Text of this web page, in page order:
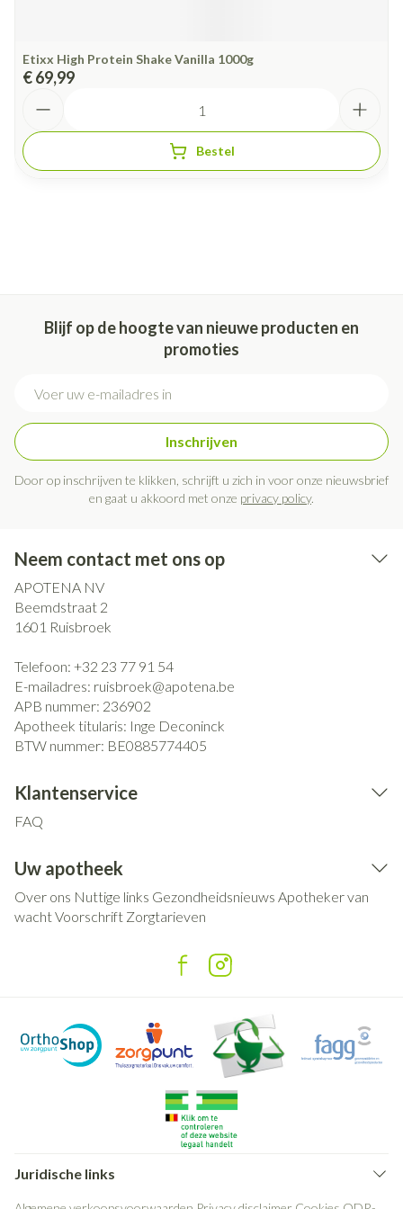
Etixx High Protein Shake Vanilla 1000g
€ 69,99
Bestel
Blijf op de hoogte van nieuwe producten en
promoties
Inschrijven
Door op inschrijven te klikken, schrijft u zich in voor onze nieuwsbrief
en gaat u akkoord met onze privacy policy.
Neem contact met ons op
APOTENA NV
Beemdstraat 2
1601 Ruisbroek
Telefoon: +32 23 77 91 54
E-mailadres: ruisbroek@apotena.be
APB nummer: 236902
Apotheek titularis: Inge Deconinck
BTW nummer: BE0885774405
Klantenservice
FAQ
Uw apotheek
Over ons Nuttige links Gezondheidsnieuws Apotheker van
wachtVoorschrift Zorgtarieven
Juridische links